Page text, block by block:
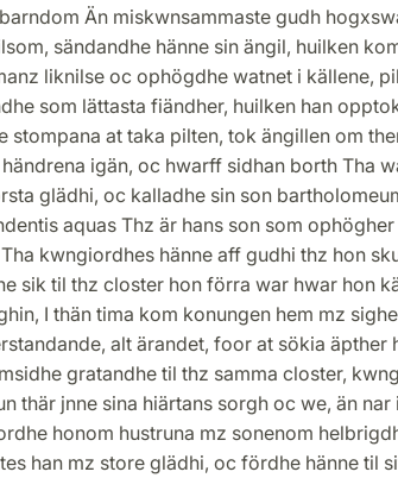
Än miskwnsammaste gudh
sändandhe hänne sin ängil, huilken
liknilse oc ophögdhe watnet i källene,
som lättasta fiändher, huilken han
stompana at taka pilten, tok ängillen om
igän, oc hwarff sidhan borth Tha
glädhi, oc kalladhe sin son
aquas Thz är hans son som
kwngiordhes hänne aff gudhi thz hon
sik til thz closter hon förra war hwar hon
I thän tima kom konungen hem mz
alt ärandet, foor at sökia äpther
gratandhe til thz samma closter,
thär jnne sina hiärtans sorgh oc we, än
honom hustruna mz sonenom
han mz store glädhi, oc fördhe hänne til